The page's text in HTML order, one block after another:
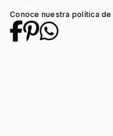
Conoce nuestra política de